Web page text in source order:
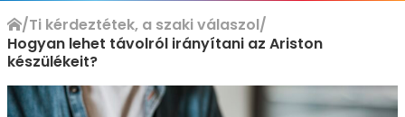
/Ti kérdeztétek, a szaki válaszol/
Hogyan lehet távolról irányítani az Ariston
készülékeit?